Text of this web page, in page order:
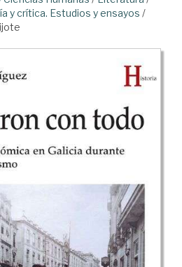
y crítica. Estudios y ensayos /